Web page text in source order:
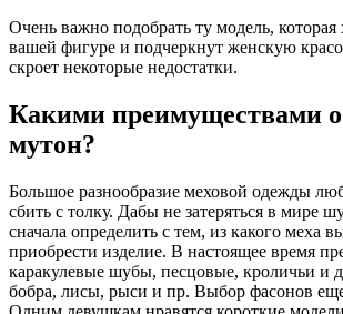
Очень важно подобрать ту модель, которая
вашей фигуре и подчеркнут женскую
скроет некоторые недостатки.
Какими преимуществами
мутон?
Большое разнообразие меховой одежды
сбить с толку. Дабы не затеряться в мире
сначала определить с тем, из какого меха
приобрести изделие. В настоящее время
каракулевые шубы, песцовые, кроличьи и
бобра, лисы, рыси и пр. Выбор фасонов